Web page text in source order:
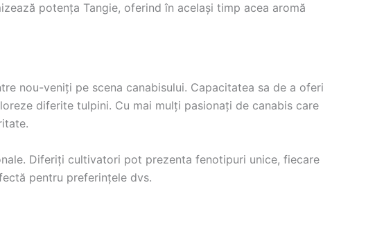
potența Tangie, oferind în același timp acea aromă
nou-veniți pe scena canabisului. Capacitatea sa de a oferi
diferite tulpini. Cu mai mulți pasionați de canabis care
Diferiți cultivatori pot prezenta fenotipuri unice, fiecare
pentru preferințele dvs.